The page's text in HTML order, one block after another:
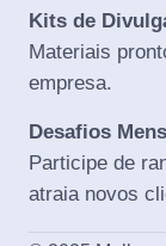
Kits de
Materiais
empresa.
Desafios
Participe de
atraia novos